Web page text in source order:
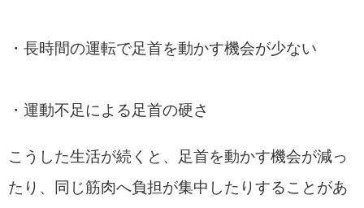
・長時間の運転で足首を動かす機会が少ない
・運動不足による足首の硬さ
こうした生活が続くと、足首を動かす機会が減っ
たり、同じ筋肉へ負担が集中したりすることがあ